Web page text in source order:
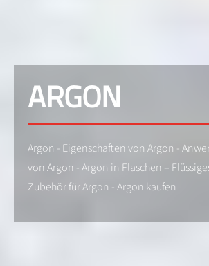
ARGON
Argon - Eigenschaften von Argon -
von Argon - Argon in Flaschen –
Zubehör für Argon - Argon kaufen